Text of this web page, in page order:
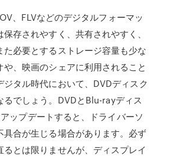
、FLVなどのデジタルフォーマッ
保存されやすく、共有されやすく、
た必要とするストレージ容量も少な
や、映画のシェアに利用されること
ジタル時代において、DVDディスク
るでしょう。DVDとBlu-rayディス
ップデートすると、ドライバーソ
具合が生じる場合があります。必ず
るとは限りませんが、ディスプレイ